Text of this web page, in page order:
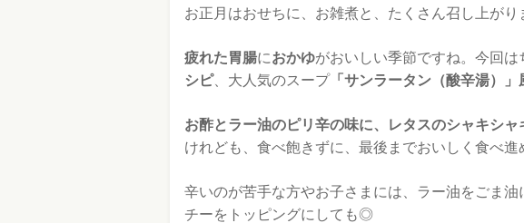
お正月はおせちに、お雑煮と、たくさん召し上がり
疲れた胃腸におかゆがおいしい季節ですね。今回は
シピ、大人気のスープ「サンラータン（酸辛湯）」
お酢とラー油のピリ辛の味に、レタスのシャキシャ
けれども、食べ飽きずに、最後までおいしく食べ進
辛いのが苦手な方やお子さまには、ラー油をごま油
チーをトッピングにしても◎